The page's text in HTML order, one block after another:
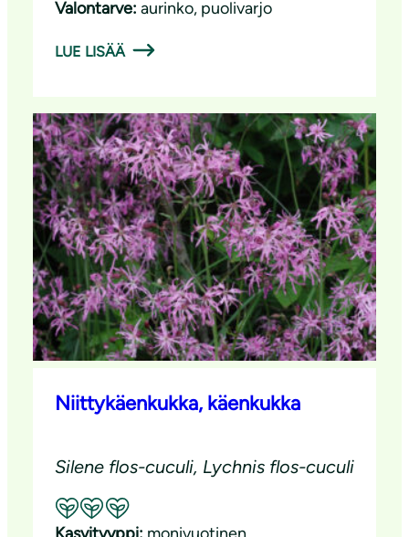
Valontarve: aurinko, puolivarjo
LUE LISÄÄ
Niittykäenkukka, käenkukka
Silene flos-cuculi, Lychnis flos-cuculi
Suositeltavuus: Erinomainen pölyttäjäkasvi